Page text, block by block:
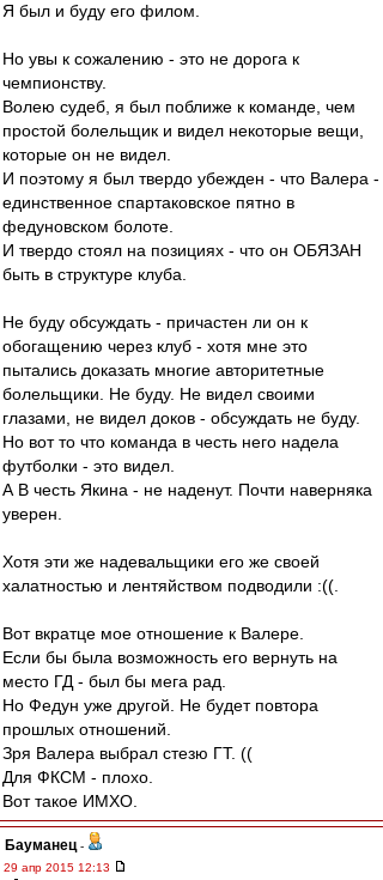
Я был и буду его филом.
Но увы к сожалению - это не дорога к
чемпионству.
Волею судеб, я был поближе к команде, чем
простой болельщик и видел некоторые вещи,
которые он не видел.
И поэтому я был твердо убежден - что Валера -
единственное спартаковское пятно в
федуновском болоте.
И твердо стоял на позициях - что он ОБЯЗАН
быть в структуре клуба.
Не буду обсуждать - причастен ли он к
обогащению через клуб - хотя мне это
пытались доказать многие авторитетные
болельщики. Не буду. Не видел своими
глазами, не видел доков - обсуждать не буду.
Но вот то что команда в честь него надела
футболки - это видел.
А В честь Якина - не наденут. Почти наверняка
уверен.
Хотя эти же надевальщики его же своей
халатностью и лентяйством подводили :((.
Вот вкратце мое отношение к Валере.
Если бы была возможность его вернуть на
место ГД - был бы мега рад.
Но Федун уже другой. Не будет повтора
прошлых отношений.
Зря Валера выбрал стезю ГТ. ((
Для ФКСМ - плохо.
Вот такое ИМХО.
Бауманец -
29 апр 2015 12:13